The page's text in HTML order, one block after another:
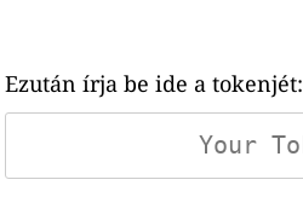
Ezután írja be ide a tokenjét: